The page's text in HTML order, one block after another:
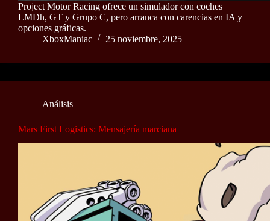
Project Motor Racing ofrece un simulador con coches
LMDh, GT y Grupo C, pero arranca con carencias en IA y
opciones gráficas.
XboxManiac
25 noviembre, 2025
Análisis
Mars First Logistics: Mensajería marciana